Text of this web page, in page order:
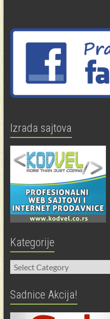
Izrada sajtova
Kategorije
Kategorije
Sadnice Akcija!